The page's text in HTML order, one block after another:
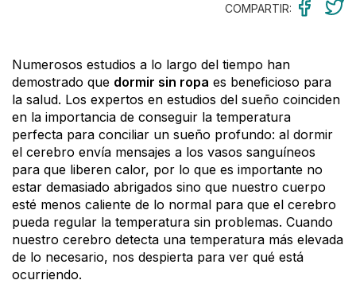
COMPARTIR:
Numerosos estudios a lo largo del tiempo han
demostrado que dormir sin ropa es beneficioso para
la salud. Los expertos en estudios del sueño coinciden
en la importancia de conseguir la temperatura
perfecta para conciliar un sueño profundo: al dormir
el cerebro envía mensajes a los vasos sanguíneos
para que liberen calor, por lo que es importante no
estar demasiado abrigados sino que nuestro cuerpo
esté menos caliente de lo normal para que el cerebro
pueda regular la temperatura sin problemas. Cuando
nuestro cerebro detecta una temperatura más elevada
de lo necesario, nos despierta para ver qué está
ocurriendo.